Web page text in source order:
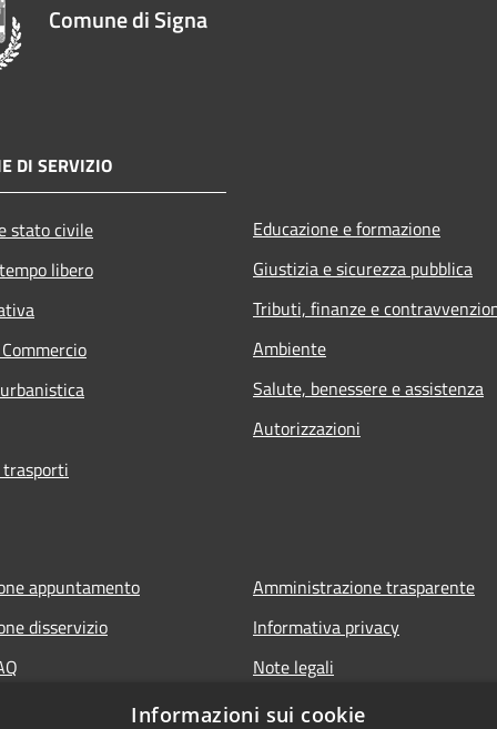
Comune di Signa
DI SERVIZIO
stato civile
libero
Educazione e formazione
Giustizia e sicurezza pubblica
Tributi, finanze e
Ambiente
Salute, benessere e assistenza
Autorizzazioni
appuntamento
disservizio
Amministrazione trasparente
Informativa privacy
Note legali
Dichiarazione di accessibilità
Informazioni sui cookie